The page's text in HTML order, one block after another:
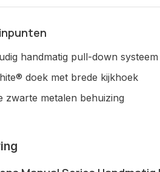
handmatig pull-down systeem
doek met brede kijkhoek
zwarte metalen behuizing